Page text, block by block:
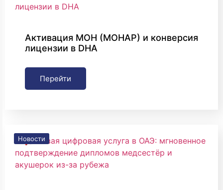
Активация MOH (MOHAP) и конверсия
лицензии в DHA
Перейти
Новости